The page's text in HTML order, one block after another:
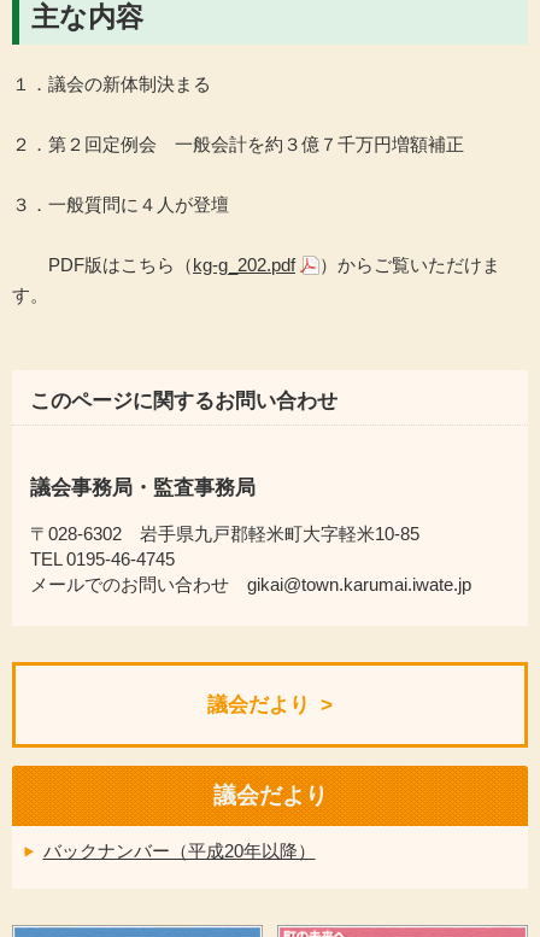
主な内容
１．議会の新体制決まる
２．第２回定例会 一般会計を約３億７千万円増額補正
３．一般質問に４人が登壇
PDF版はこちら（kg-g_202.pdf
）からご覧いただけま
す。
このページに関するお問い合わせ
議会事務局・監査事務局
〒028-6302 岩手県九戸郡軽米町大字軽米10-85
TEL 0195-46-4745
メールでのお問い合わせ gikai@town.karumai.iwate.jp
議会だより
議会だより
バックナンバー（平成20年以降）